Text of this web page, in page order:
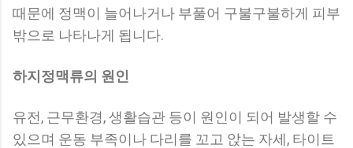
때문에 정맥이 늘어나거나 부풀어 구불구불하게 피부
밖으로 나타나게 됩니다.
하지정맥류의 원인
유전, 근무환경, 생활습관 등이 원인이 되어 발생할 수
있으며 운동 부족이나 다리를 꼬고 앉는 자세, 타이트